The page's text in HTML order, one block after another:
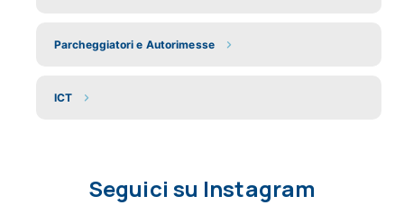
Parcheggiatori e Autorimesse
ICT
Seguici su Instagram